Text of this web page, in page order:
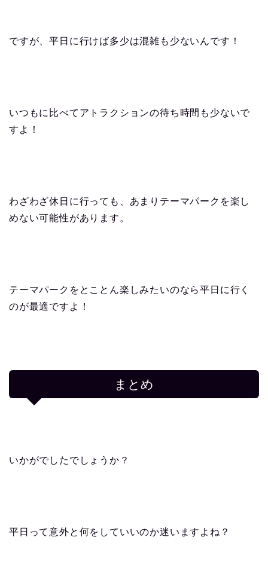
ですが、平日に行けば多少は混雑も少ないんです！
いつもに比べてアトラクションの待ち時間も少ないで
すよ！
わざわざ休日に行っても、あまりテーマパークを楽し
めない可能性があります。
テーマパークをとことん楽しみたいのなら平日に行く
のが最適ですよ！
まとめ
いかがでしたでしょうか？
平日って意外と何をしていいのか迷いますよね？